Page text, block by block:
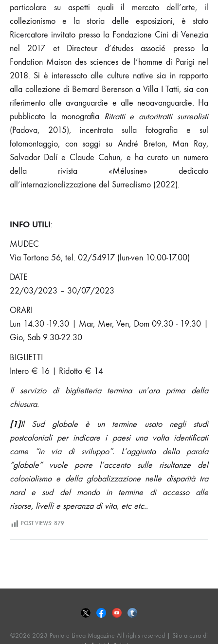
particolare su aspetti quali il mercato dell’arte, il
collezionismo e la storia delle esposizioni, è stato
Ricercatore invitato presso la Fondazione Cini di Venezia
nel 2017 et Directeur d’études associé presso la
Fondation Maison des sciences de l’homme di Parigi nel
2018. Si è interessato alle culture native sia in rapporto
alla collezione di Bernard Berenson a Villa I Tatti, sia con
riferimento alle avanguardie e alle neoavanguardie. Ha
pubblicato la monografia Ritratti e autoritratti surrealisti
(Padova, 2015), incentrata sulla fotografia e sul
fotomontaggio, con saggi su André Breton, Man Ray,
Salvador Dalí e Claude Cahun, e ha curato un numero
della rivista «Mélusine» dedicato
all’internazionalizzazione del Surrealismo (2022).
INFO UTILI:
MUDEC
Via Tortona 56, tel. 02/54917 (lun-ven 10.00-17.00)
DATE
22/03/2023 – 30/07/2023
ORARI
Lun 14.30 ‐19.30 | Mar, Mer, Ven, Dom 09.30 ‐ 19.30 |
Gio, Sab 9.30‐22.30
BIGLIETTI
Intero € 16 | Ridotto € 14
Il servizio di biglietteria termina un’ora prima della
chiusura.
[1]Il Sud globale è un termine usato negli studi
postcoloniali per indicare i paesi una volta identificati
come “in via di sviluppo”. L’aggiunta della parola
“globale” vuole porre l’accento sulle risultanze del
colonialismo e della globalizzazione nelle disparità tra
nord e sud del mondo in termine di accesso alle
risorse, livelli e speranza di vita, etc etc..
POST VIEWS: 879
©2026-2023 Punto e Linea Magazine All rights reserved | Sito a cura di